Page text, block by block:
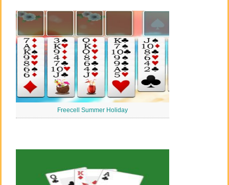
Freecell Summer Holiday